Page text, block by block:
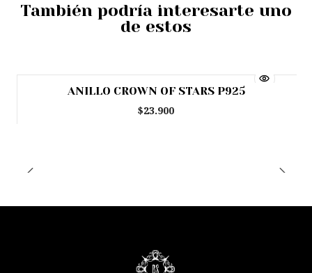
También podría interesarte uno
de estos
ANILLO CROWN OF STARS P925
$23.900